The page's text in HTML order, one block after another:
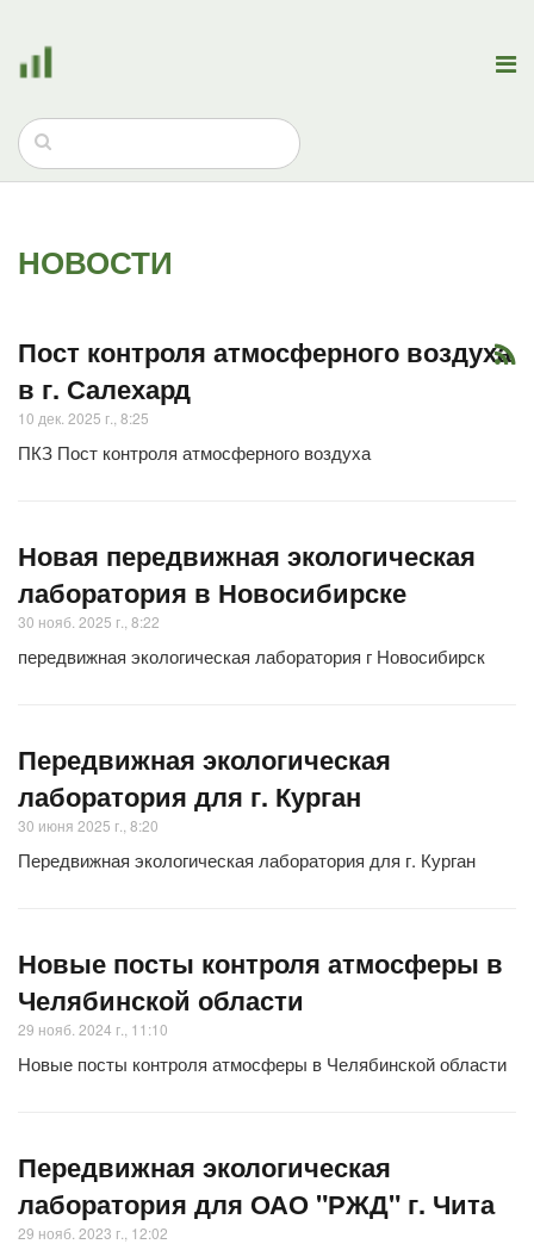
НОВОСТИ
Пост контроля атмосферного воздуха
в г. Салехард
10 дек. 2025 г., 8:25
ПКЗ Пост контроля атмосферного воздуха
Новая передвижная экологическая
лаборатория в Новосибирске
30 нояб. 2025 г., 8:22
передвижная экологическая лаборатория г Новосибирск
Передвижная экологическая
лаборатория для г. Курган
30 июня 2025 г., 8:20
Передвижная экологическая лаборатория для г. Курган
Новые посты контроля атмосферы в
Челябинской области
29 нояб. 2024 г., 11:10
Новые посты контроля атмосферы в Челябинской области
Передвижная экологическая
лаборатория для ОАО "РЖД" г. Чита
29 нояб. 2023 г., 12:02